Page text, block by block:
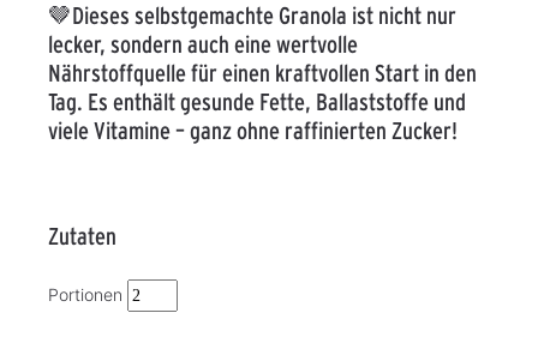
🤎Dieses selbstgemachte Granola ist nicht nur
lecker, sondern auch eine wertvolle
Nährstoffquelle für einen kraftvollen Start in den
Tag. Es enthält gesunde Fette, Ballaststoffe und
viele Vitamine – ganz ohne raffinierten Zucker!
Zutaten
Portionen